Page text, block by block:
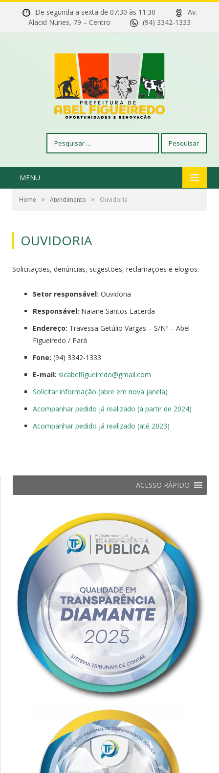
De segunda a sexta de 07:30 às 11:30
Av.
Alacid Nunes, 79 – Centro
(94) 3342-1333
por:
MENU
Home » Atendimento » Ouvidoria
OUVIDORIA
Solicitações, denúncias, sugestões, reclamações e elogios.
Setor responsável: Ouvidoria
Responsável: Naiane Santos Lacerda
Endereço: Travessa Getúlio Vargas – S/Nº – Abel
Figueiredo / Pará
Fone: (94) 3342-1333
E-mail: sicabelfigueiredo@gmail.com
Solicitar informação (abre em nova janela)
Acompanhar pedido já realizado (a partir de 2024)
Acompanhar pedido já realizado (até 2023)
ACESSO RÁPIDO